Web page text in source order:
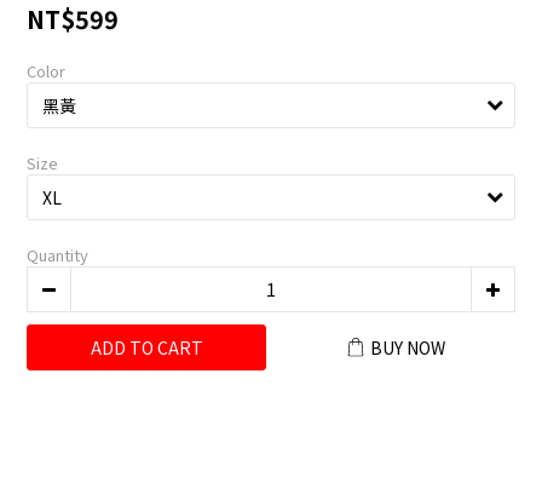
NT$599
Color
Size
Quantity
ADD TO CART BUY NOW